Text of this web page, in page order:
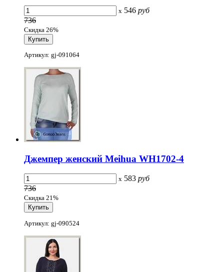
x 546 руб
736
Скидка 26%
Артикул: gj-091064
Джемпер женский Meihua WH1702-4
x 583 руб
736
Скидка 21%
Артикул: gj-090524